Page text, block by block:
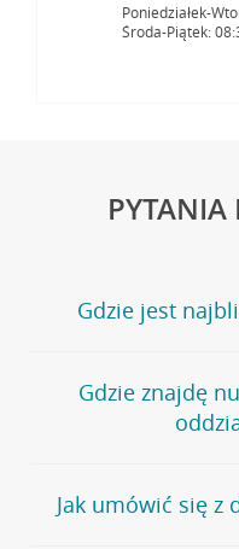
Poniedziałek-
Środa-Piątek:
PYTANIA
Gdzie jest
Jeśli szukasz oddziału
stronęPlacówki i
wygodna wyszukiwarka.
oddziałów
Gdzie znajdę
Bank Credit Agricole nie
telefonu do placówki
Jak umówić się z